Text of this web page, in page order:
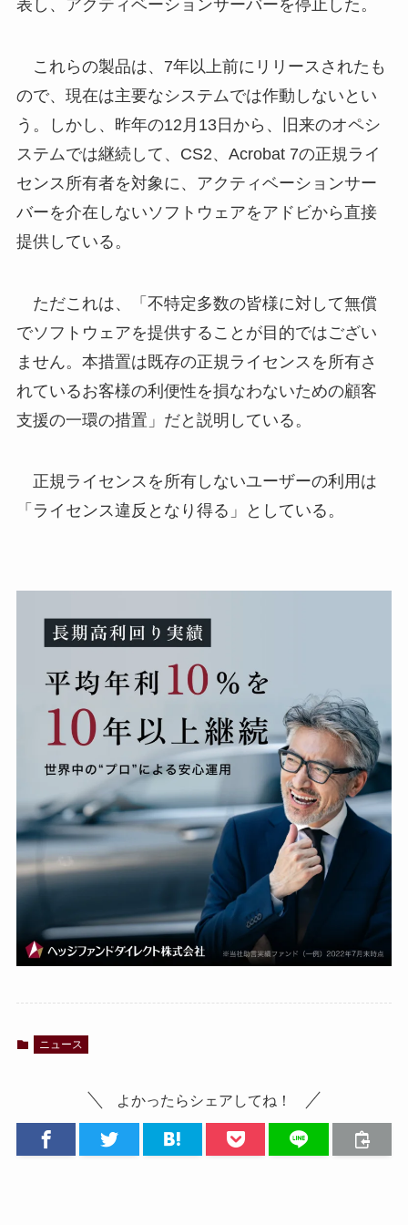
表し、アクティベーションサーバーを停止した。
これらの製品は、7年以上前にリリースされたも
ので、現在は主要なシステムでは作動しないとい
う。しかし、昨年の12月13日から、旧来のオペシ
ステムでは継続して、CS2、Acrobat 7の正規ライ
センス所有者を対象に、アクティベーションサー
バーを介在しないソフトウェアをアドビから直接
提供している。
ただこれは、「不特定多数の皆様に対して無償
でソフトウェアを提供することが目的ではござい
ません。本措置は既存の正規ライセンスを所有さ
れているお客様の利便性を損なわないための顧客
支援の一環の措置」だと説明している。
正規ライセンスを所有しないユーザーの利用は
「ライセンス違反となり得る」としている。
ニュース
よかったらシェアしてね！